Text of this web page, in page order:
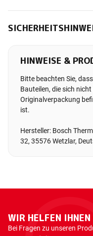
HINWEISE &
Bitte beachten Sie,
Bauteilen, die sich
Originalverpackung
ist.
Hersteller: Bosch
32, 35576 Wetzlar,
WIR HELFEN IHNEN
Bei Fragen zu unseren